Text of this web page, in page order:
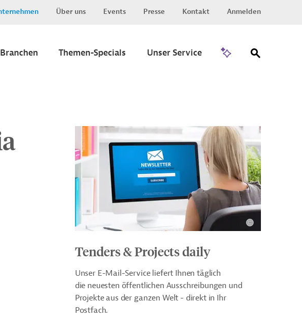
Über uns Events Presse Kontakt Anmelden
Branchen Themen-Specials Unser Service
Tenders & Projects daily
Unser E-Mail-Service liefert Ihnen täglich
die neuesten öffentlichen Ausschreibungen und
Projekte aus der ganzen Welt - direkt in Ihr
Postfach.